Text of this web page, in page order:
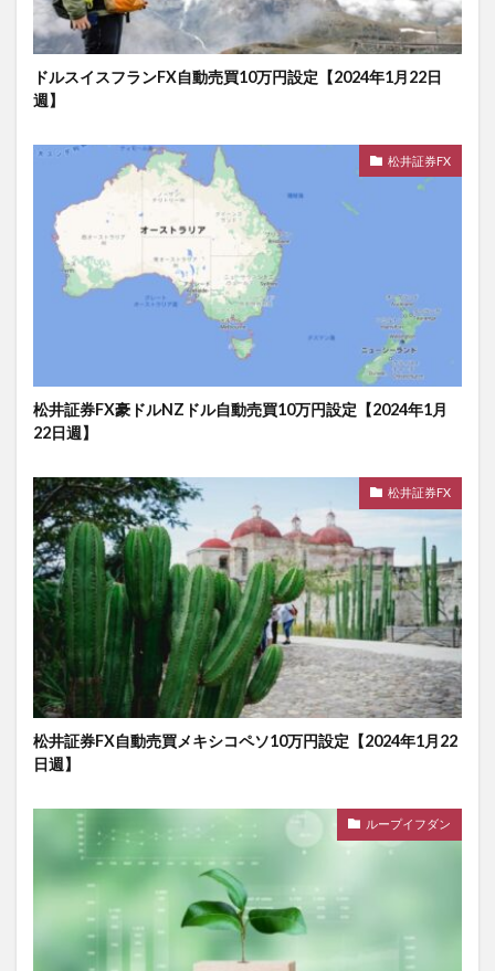
ドルスイスフランFX自動売買10万円設定【2024年1月22日
週】
松井証券FX
松井証券FX豪ドルNZドル自動売買10万円設定【2024年1月
22日週】
松井証券FX
松井証券FX自動売買メキシコペソ10万円設定【2024年1月22
日週】
ループイフダン